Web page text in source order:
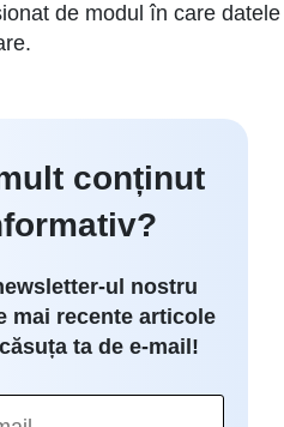
de modul în care datele
conținut
ul nostru
mai recente articole
ta de e-mail!